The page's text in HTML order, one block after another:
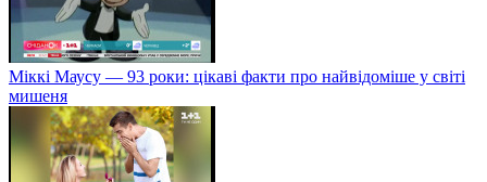
Міккі Маусу — 93 роки: цікаві факти про найвідоміше у світі
мишеня